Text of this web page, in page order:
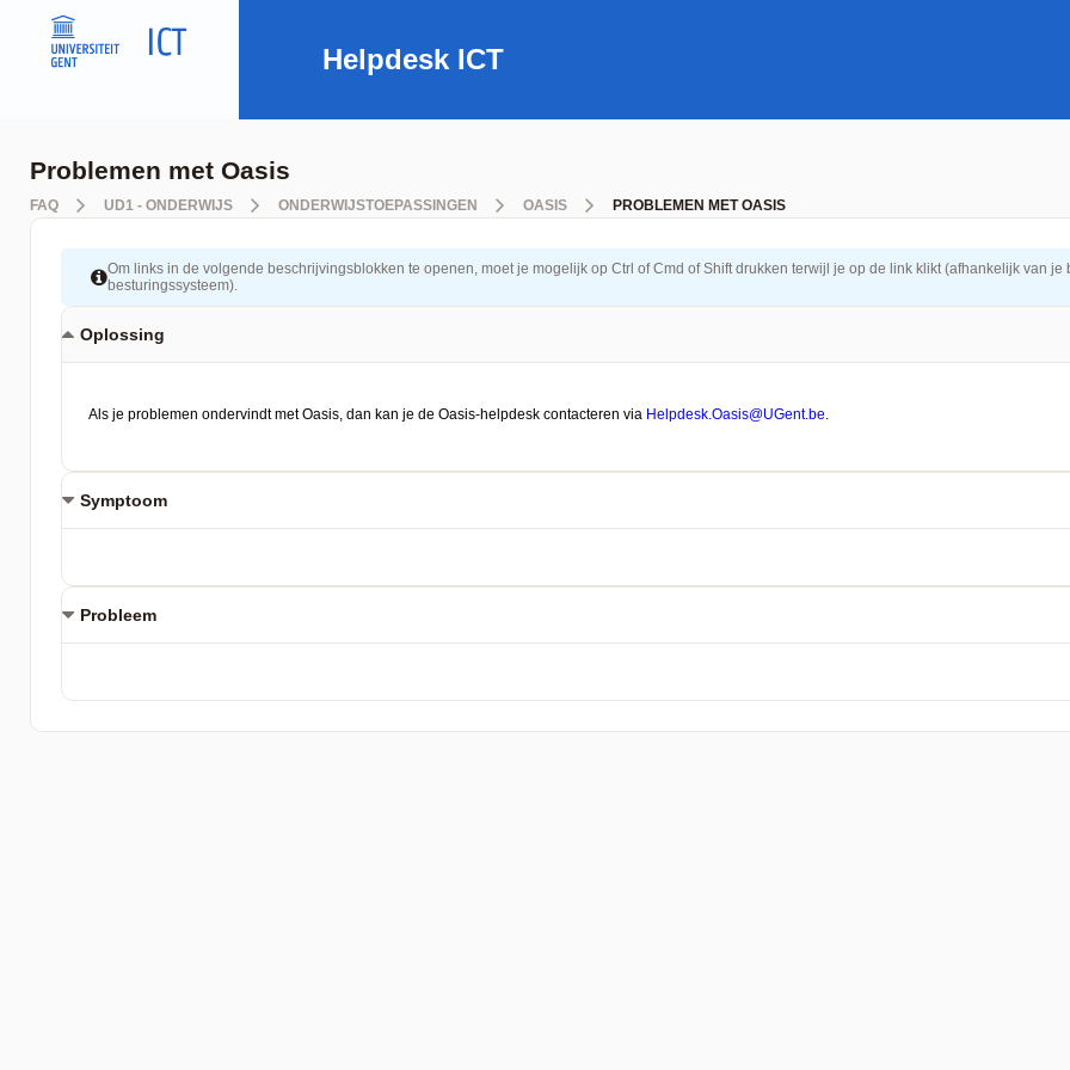
Helpdesk ICT
Problemen met Oasis
FAQ UD1 - ONDERWIJS ONDERWIJSTOEPASSINGEN OASIS PROBLEMEN MET OASIS
Om links in de volgende beschrijvingsblokken te openen, moet je mogelijk op Ctrl of Cmd of Shift drukken terwijl je op de link klikt (afhankelijk van je
besturingssysteem).
Oplossing
Symptoom
Probleem